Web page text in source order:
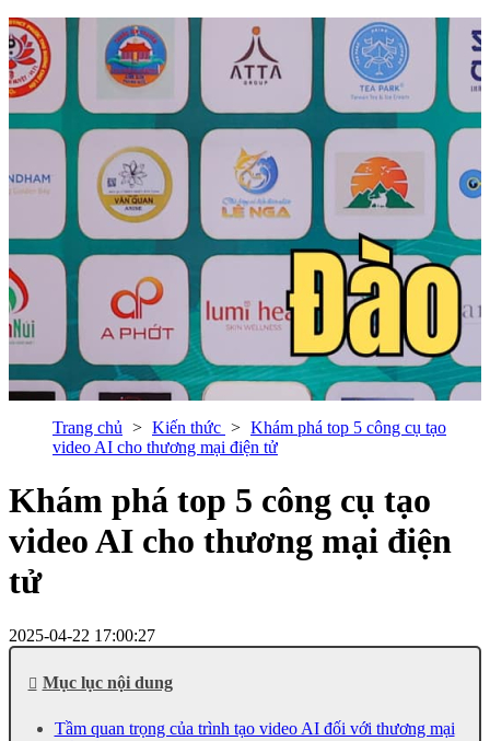
Trang chủ Kiến thức
Khám phá top 5 công cụ tạo
video AI cho thương mại điện tử
Khám phá top 5 công cụ tạo
video AI cho thương mại điện
tử
2025-04-22 17:00:27
Mục lục nội dung
Tầm quan trọng của trình tạo video AI đối với thương mại